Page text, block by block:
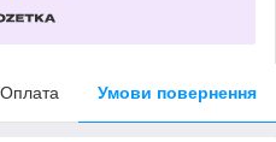
Оплата Умови повернення